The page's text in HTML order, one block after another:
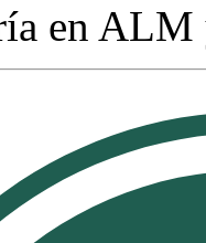
en ALM